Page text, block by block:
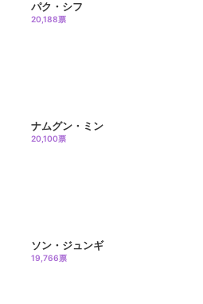
パク・シフ
20,188票
ナムグン・ミン
20,100票
ソン・ジュンギ
19,766票